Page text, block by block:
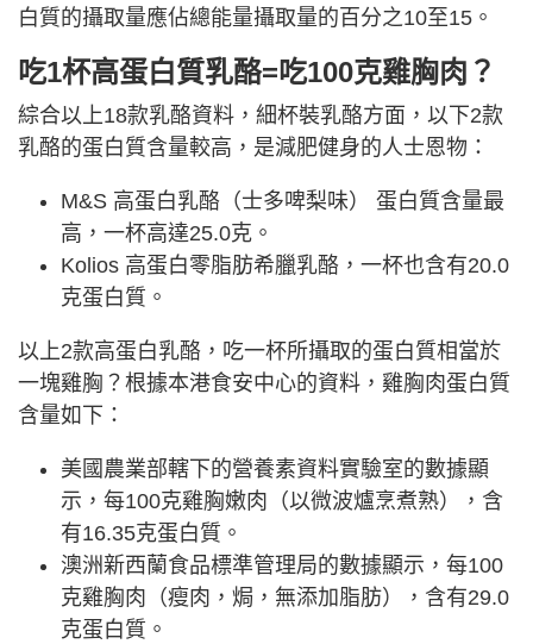
白質的攝取量應佔總能量攝取量的百分之10至15。
吃1杯高蛋白質乳酪=吃100克雞胸肉？
綜合以上18款乳酪資料，細杯裝乳酪方面，以下2款
乳酪的蛋白質含量較高，是減肥健身的人士恩物：
M&S 高蛋白乳酪（士多啤梨味） 蛋白質含量最
高，一杯高達25.0克。
Kolios 高蛋白零脂肪希臘乳酪，一杯也含有20.0
克蛋白質。
以上2款高蛋白乳酪，吃一杯所攝取的蛋白質相當於
一塊雞胸？根據本港食安中心的資料，雞胸肉蛋白質
含量如下：
美國農業部轄下的營養素資料實驗室的數據顯
示，每100克雞胸嫩肉（以微波爐烹煮熟），含
有16.35克蛋白質。
澳洲新西蘭食品標準管理局的數據顯示，每100
克雞胸肉（瘦肉，焗，無添加脂肪），含有29.0
克蛋白質。